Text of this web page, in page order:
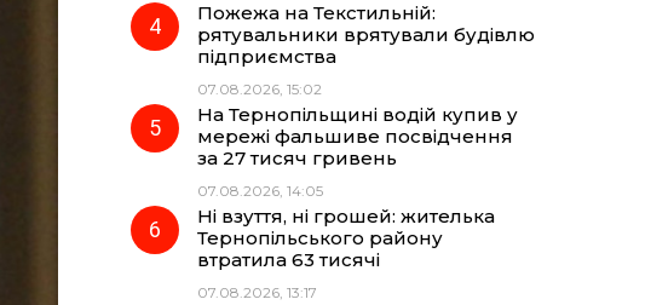
Пожежа на Текстильній:
рятувальники врятували будівлю
підприємства
07.08.2026, 15:02
На Тернопільщині водій купив у
мережі фальшиве посвідчення
за 27 тисяч гривень
07.08.2026, 14:05
Ні взуття, ні грошей: жителька
Тернопільського району
втратила 63 тисячі
07.08.2026, 13:17